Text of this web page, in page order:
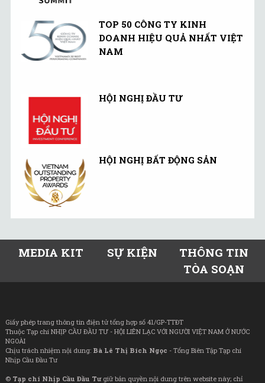
TOP 50 CÔNG TY KINH
DOANH HIỆU QUẢ NHẤT VIỆT
NAM
HỘI NGHỊ ĐẦU TƯ
HỘI NGHỊ BẤT ĐỘNG SẢN
MEDIA KIT SỰ KIỆN
THÔNG TIN
TÒA SOẠN
Giấy phép trang thông tin điện tử tổng hợp số 41/GP-TTĐT
Thuộc Tạp chí NHỊP CẦU ĐẦU TƯ - HỘI LIÊN LẠC VỚI NGƯỜI VIỆT NAM Ở NƯỚC
NGOÀI
Chịu trách nhiệm nội dung: Bà Lê Thị Bích Ngọc - Tổng Biên Tập Tạp chí
Nhịp Cầu Đầu Tư
© Tạp chí Nhịp Cầu Đầu Tưgiữ bản quyền nội dung trên website này; chỉ